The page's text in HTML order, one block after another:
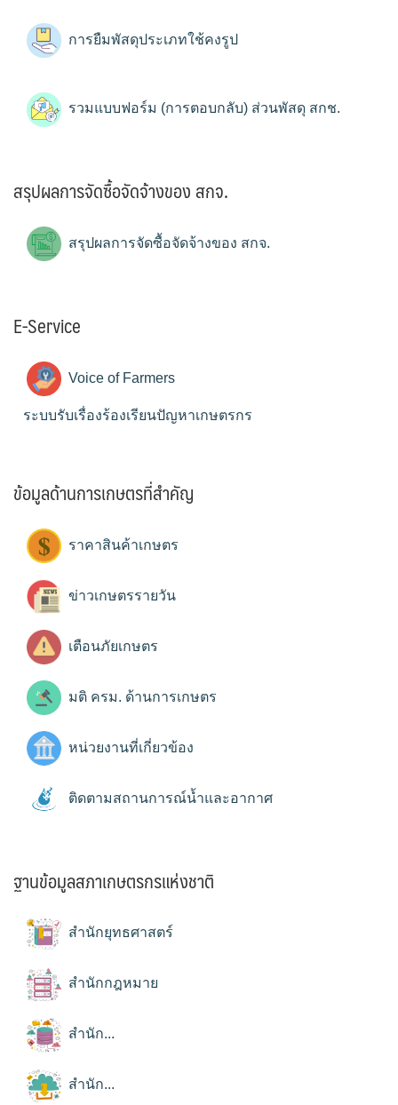
การยืมพัสดุประเภทใช้คงรูป
รวมแบบฟอร์ม (การตอบกลับ) ส่วนพัสดุ สกช.
สรุปผลการจัดซื้อจัดจ้างของ สกจ.
สรุปผลการจัดซื้อจัดจ้างของ สกจ.
E-Service
Voice of Farmers
ระบบรับเรื่องร้องเรียนปัญหาเกษตรกร
ข้อมูลด้านการเกษตรที่สำคัญ
ราคาสินค้าเกษตร
ข่าวเกษตรรายวัน
เตือนภัยเกษตร
มติ ครม. ด้านการเกษตร
หน่วยงานที่เกี่ยวข้อง
ติดตามสถานการณ์น้ำและอากาศ
ฐานข้อมูลสภาเกษตรกรแห่งชาติ
สำนักยุทธศาสตร์
สำนักกฎหมาย
สำนัก...
สำนัก...